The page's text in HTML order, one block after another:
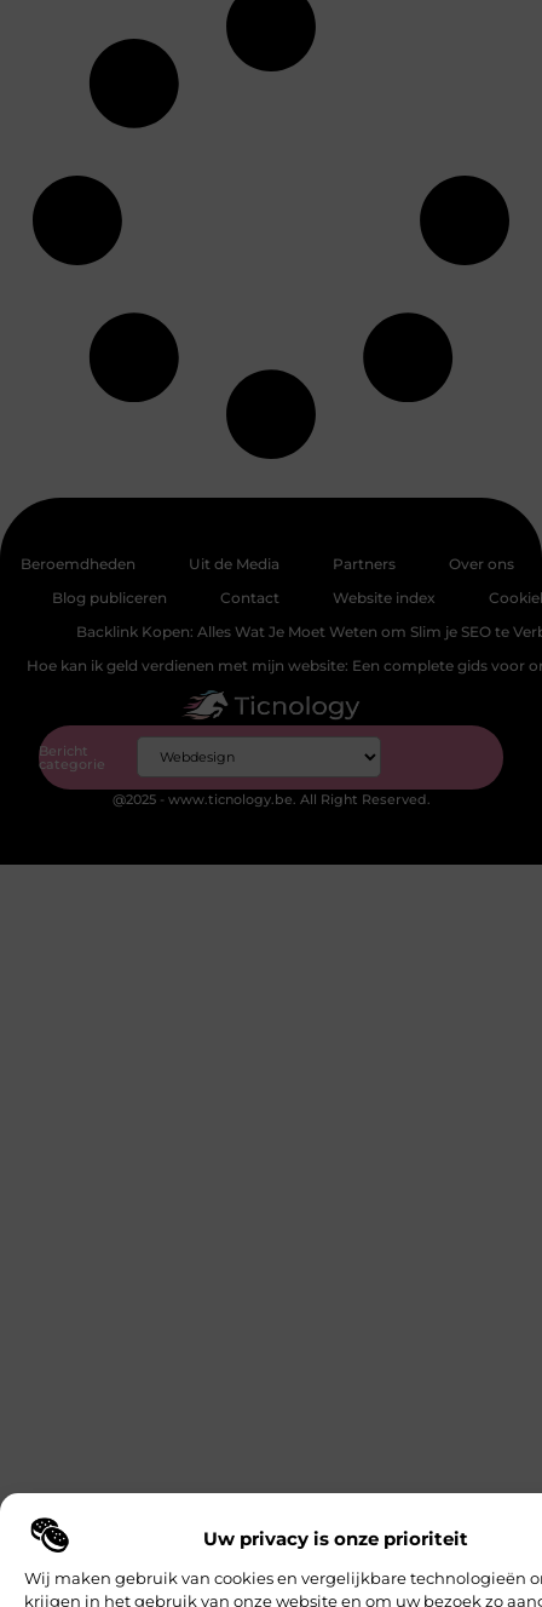
Uw privacy is onze prioriteit
Wij maken gebruik van cookies en vergelijkbare technologieën
krijgen in het gebruik van onze website en om uw bezoek zo
Beroemdheden Uit de Media Partners
Over ons
Blog publiceren
Contact Website index
Backlink Kopen: Alles Wat Je Moet Weten om Slim je SEO te
Hoe kan ik geld verdienen met mijn website: Een complete gids voor
Bericht
categorie
@2025 - www.ticnology.be. All Right Reserved.